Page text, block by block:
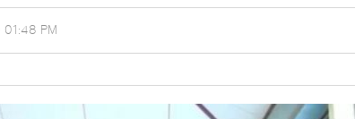
01:48 PM